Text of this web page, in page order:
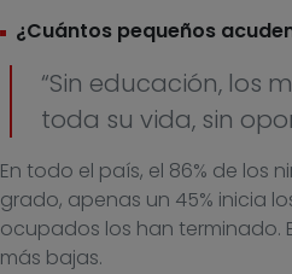
¿Cuántos pequeños
“Sin educación, los
toda su vida, sin
En todo el país, el 86% de los
grado, apenas un 45% inicia
ocupados los han terminado.
más bajas.